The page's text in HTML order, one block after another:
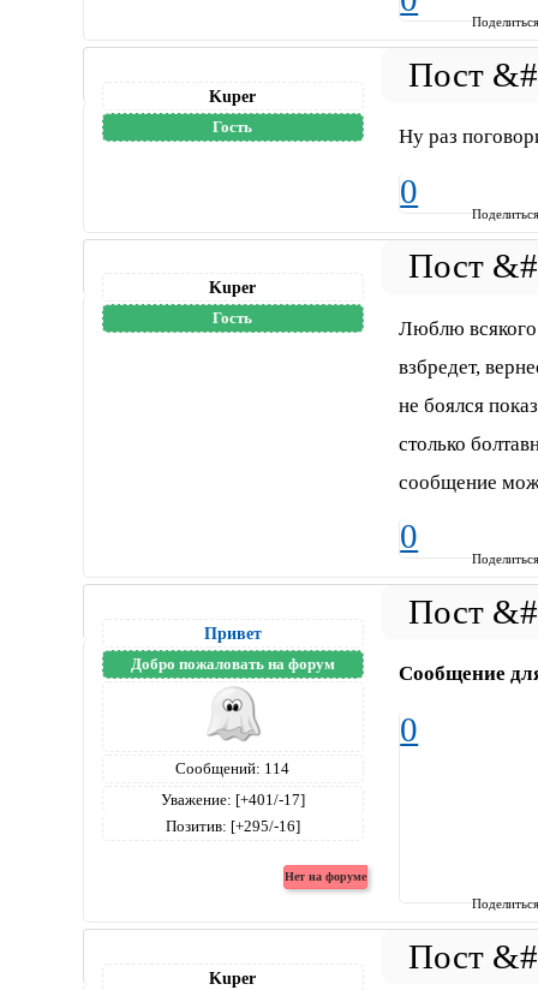
Kuper
Гость Ну раз
0
Kuper
Гость
Люблю
взбредет,
не боялся
столько
сообщение
0
Привет
Добро пожаловать на форум
Сообщений: 114
Уважение: [+401/-17]
Позитив: [+295/-16]
Сообщение
0
Kuper